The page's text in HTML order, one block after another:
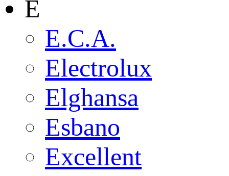
E
E.C.A.
Electrolux
Elghansa
Esbano
Excellent